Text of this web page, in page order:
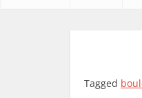
Tagged